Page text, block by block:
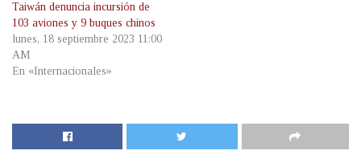
Taiwán denuncia incursión de
103 aviones y 9 buques chinos
lunes, 18 septiembre 2023 11:00
AM
En «Internacionales»